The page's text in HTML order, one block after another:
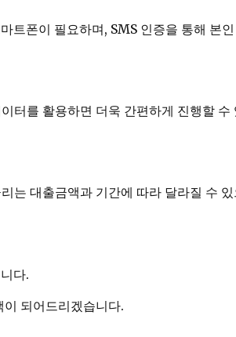
트폰이 필요하며, SMS 인증을 통해 본
터를 활용하면 더욱 간편하게 진행할 수
는 대출금액과 기간에 따라 달라질 수
다.
되어드리겠습니다.